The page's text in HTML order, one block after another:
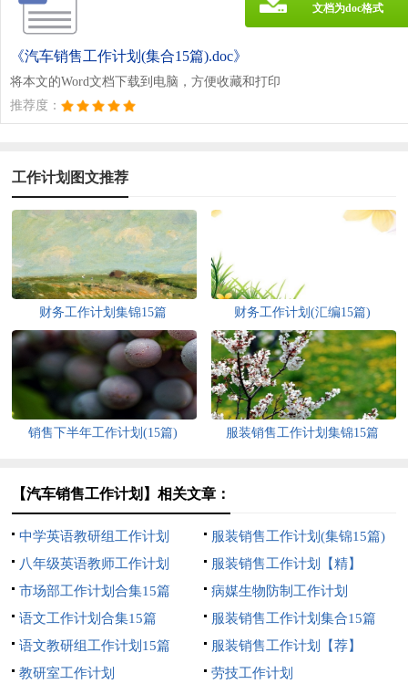
《汽车销售工作计划(集合15篇).doc》
将本文的Word文档下载到电脑，方便收藏和打印
推荐度：
文档为doc格式
工作计划图文推荐
财务工作计划集锦15篇 财务工作计划(汇编15篇)
销售下半年工作计划(15篇) 服装销售工作计划集锦15篇
【汽车销售工作计划】相关文章：
中学英语教研组工作计划
服装销售工作计划(集锦15篇)
八年级英语教师工作计划
服装销售工作计划【精】
市场部工作计划合集15篇
病媒生物防制工作计划
语文工作计划合集15篇
服装销售工作计划集合15篇
语文教研组工作计划15篇
服装销售工作计划【荐】
教研室工作计划
劳技工作计划